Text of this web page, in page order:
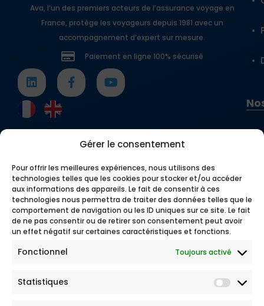
Gérer le consentement
Pour offrir les meilleures expériences, nous utilisons des
technologies telles que les cookies pour stocker et/ou accéder
aux informations des appareils. Le fait de consentir à ces
technologies nous permettra de traiter des données telles que le
comportement de navigation ou les ID uniques sur ce site. Le fait
de ne pas consentir ou de retirer son consentement peut avoir
un effet négatif sur certaines caractéristiques et fonctions.
Fonctionnel Toujours activé
Statistiques
Ava, l’un des premiers acteurs de l’assurance voyage en
France, protège les voyageurs depuis 1981 avec un
accompagnement d’expert sur mesure.
Paiement en ligne 100% sécurisé